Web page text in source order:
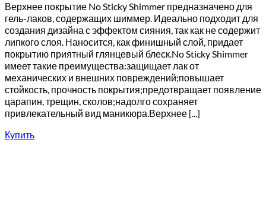
Верхнее покрытие No Sticky Shimmer предназначено для
гель-лаков, содержащих шиммер. Идеально подходит для
создания дизайна с эффектом сияния, так как не содержит
липкого слоя. Наносится, как финишный слой, придает
покрытию приятный глянцевый блеск.No Sticky Shimmer
имеет такие преимущества:защищает лак от
механических и внешних повреждений;повышает
стойкость, прочность покрытия;предотвращает появление
царапин, трещин, сколов;надолго сохраняет
привлекательный вид маникюра.Верхнее [...]
Купить